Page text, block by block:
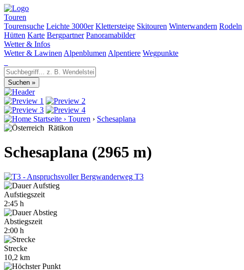
Touren
Tourensuche Leichte 3000er Klettersteige Skitouren Winterwandern Rodeln
Hütten Karte Bergpartner Panoramabilder
Wetter & Infos
Wetter & Lawinen Alpenblumen Alpentiere Wegpunkte
Startseite › Touren › Schesaplana
Rätikon
Schesaplana (2965 m)
T3
Aufstiegszeit
2:45 h
Abstiegszeit
2:00 h
Strecke
10,2 km